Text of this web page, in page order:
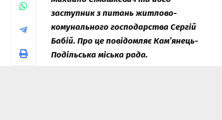
заступник з питань житлово-
комунального господарства Сергій
Бабій. Про це повідомляє Кам’янець-
Подільська міська рада.